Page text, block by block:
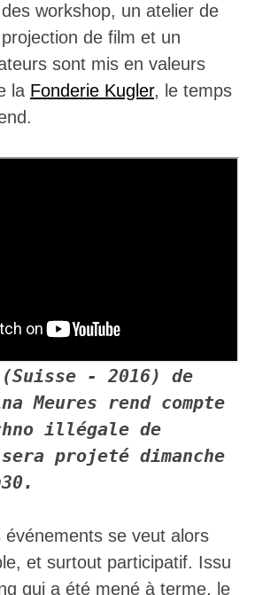
workshop, un atelier de
de film et un
sont mis en valeurs
la Fonderie Kugler, le temps
- 2016) de
Meures rend compte
illégale de
projeté dimanche
événements se veut alors
et surtout participatif. Issu
qui a été mené à terme, le